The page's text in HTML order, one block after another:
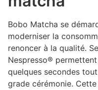
Bobo Matcha se
moderniser la
renoncer à la qualité.
Nespresso®
quelques secondes
grade cérémonie.